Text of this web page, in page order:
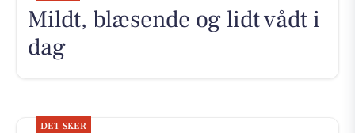
Mildt, blæsende og lidt vådt i
dag
DET SKER